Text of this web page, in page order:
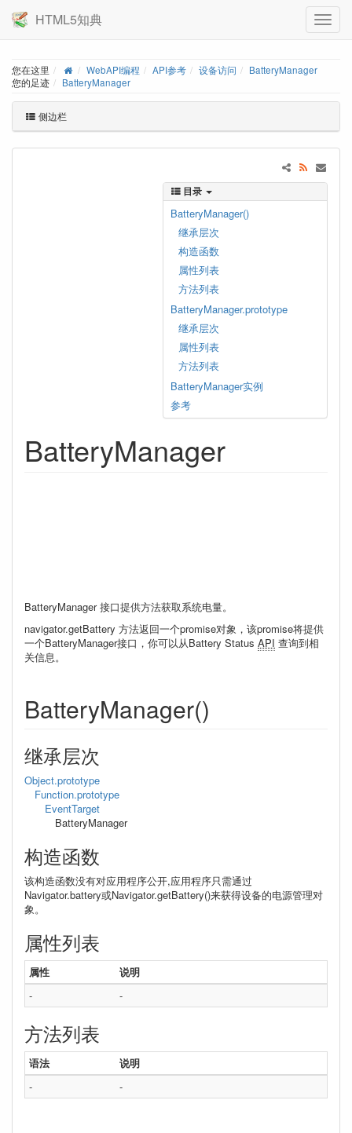
HTML5知典
您在这里 WebAPI编程 API参考 设备访问
BatteryManager
您的足迹
BatteryManager
侧边栏
目录
BatteryManager()
继承层次
构造函数
属性列表
方法列表
BatteryManager.prototype
继承层次
属性列表
方法列表
BatteryManager实例
参考
BatteryManager
BatteryManager 接口提供方法获取系统电量。
navigator.getBattery 方法返回一个promise对象，该promise将提供
一个BatteryManager接口，你可以从Battery Status API 查询到相
关信息。
BatteryManager()
继承层次
Object.prototype
Function.prototype
EventTarget
BatteryManager
构造函数
该构造函数没有对应用程序公开,应用程序只需通过
Navigator.battery或Navigator.getBattery()来获得设备的电源管理对
象。
属性列表
属性
说明
-
-
方法列表
语法
说明
-
-